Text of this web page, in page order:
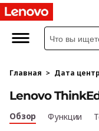
T
h
n
k
Главная > Дата
Lenovo
Обзор Функции